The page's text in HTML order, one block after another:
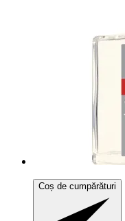
Coș de cumpărături